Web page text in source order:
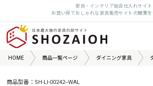
家具・インテリア総合仕入れサイト
お買い得でおしゃれな家具販売サイトの開業を
HOME 商品一覧ページ ダイニング家具
商品型番：SH-LI-00242--WAL